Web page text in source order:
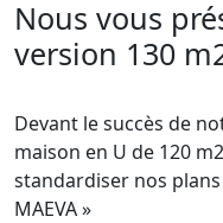
Nous vous
version 130
Devant le succès de
maison en U de 120
standardiser nos
MAEVA »